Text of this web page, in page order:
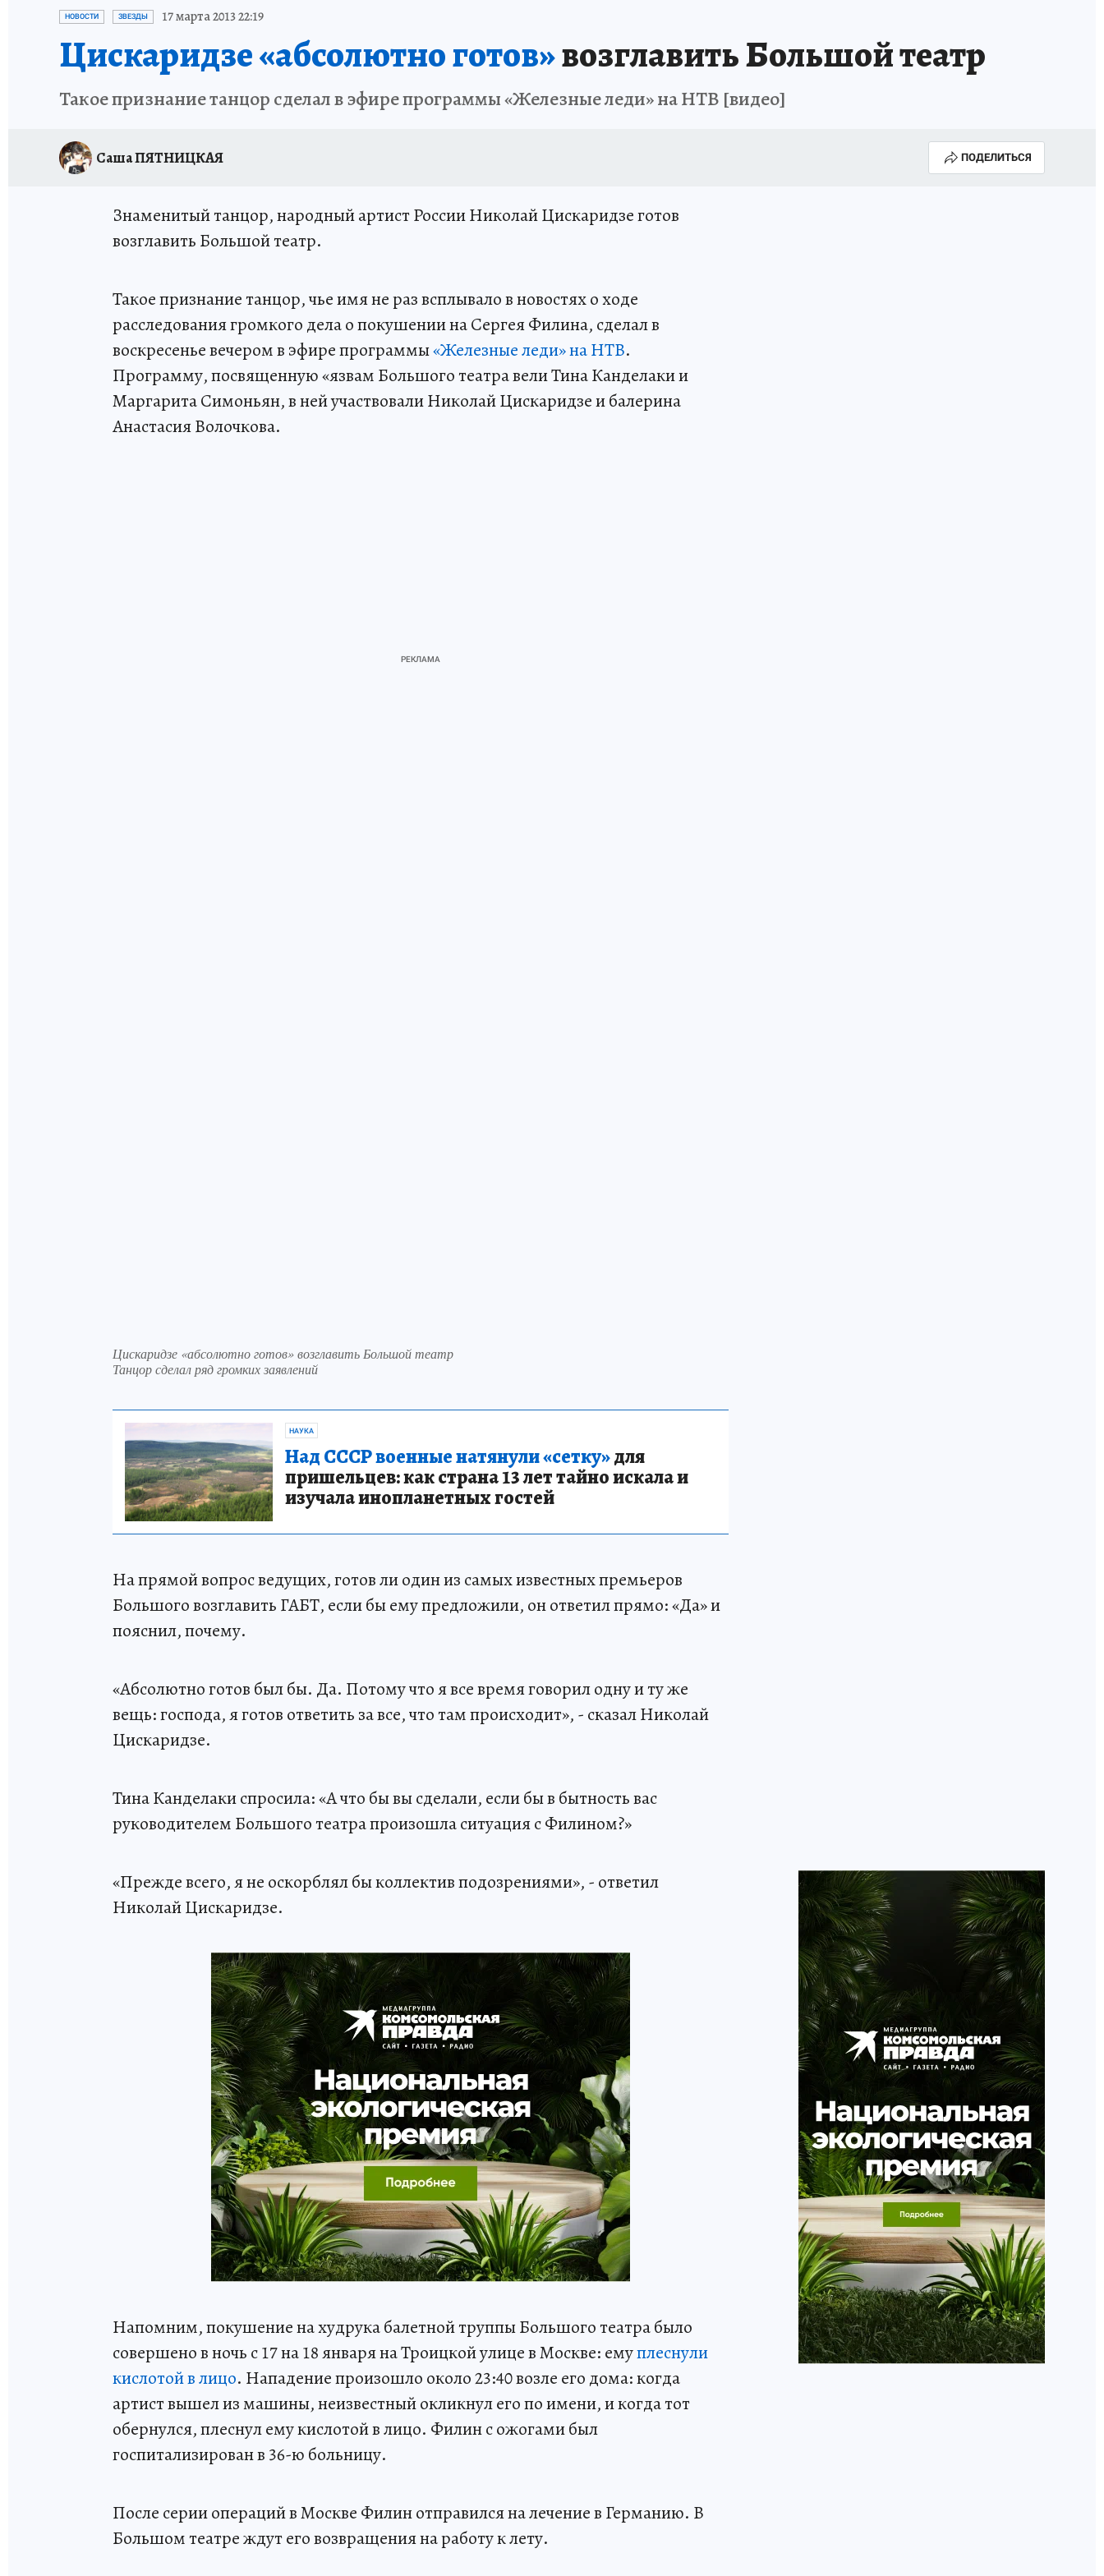
ИСПЫТАНО НА СЕБЕ
НОВОСТИ ЗВЕЗДЫ 17 марта 2013 22:19
Цискаридзе «абсолютно готов»возглавить Большой театр
Такое признание танцор сделал в эфире программы «Железные леди» на НТВ [видео]
Саша ПЯТНИЦКАЯ ПОДЕЛИТЬСЯ
Знаменитый танцор, народный артист России Николай Цискаридзе готов
возглавить Большой театр.
Такое признание танцор, чье имя не раз всплывало в новостях о ходе
расследования громкого дела о покушении на Сергея Филина, сделал в
воскресенье вечером в эфире программы«Железные леди» на НТВ.
Программу, посвященную «язвам Большого театра вели Тина Канделаки и
Маргарита Симоньян, в ней участвовали Николай Цискаридзе и балерина
Анастасия Волочкова.
Цискаридзе «абсолютно готов» возглавить Большой театр
Танцор сделал ряд громких заявлений
НАУКА
Над СССР военные натянули «сетку»для
пришельцев: как страна 13 лет тайно искала и
изучала инопланетных гостей
На прямой вопрос ведущих, готов ли один из самых известных премьеров
Большого возглавить ГАБТ, если бы ему предложили, он ответил прямо: «Да» и
пояснил, почему.
«Абсолютно готов был бы. Да. Потому что я все время говорил одну и ту же
вещь: господа, я готов ответить за все, что там происходит», - сказал Николай
Цискаридзе.
Тина Канделаки спросила: «А что бы вы сделали, если бы в бытность вас
руководителем Большого театра произошла ситуация с Филином?»
«Прежде всего, я не оскорблял бы коллектив подозрениями», - ответил
Николай Цискаридзе.
Напомним, покушение на худрука балетной труппы Большого театра было
совершено в ночь с 17 на 18 января на Троицкой улице в Москве: емуплеснули
кислотой в лицо. Нападение произошло около 23:40 возле его дома: когда
артист вышел из машины, неизвестный окликнул его по имени, и когда тот
обернулся, плеснул ему кислотой в лицо. Филин с ожогами был
госпитализирован в 36-ю больницу.
После серии операций в Москве Филин отправился на лечение в Германию. В
Большом театре ждут его возвращения на работу к лету.